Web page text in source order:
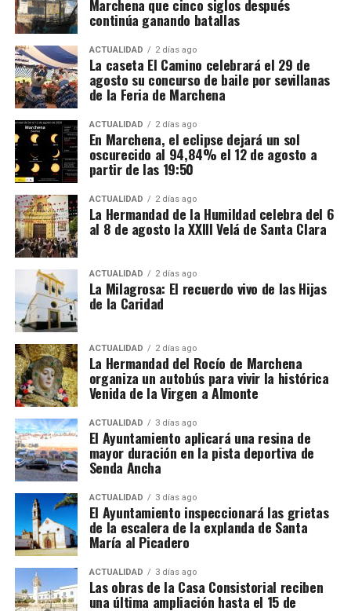
dirigió toda la obra.
La terminación de la torre y de su remate aparece
vinculada a Diego de Velasco, arquitecto y escultor
activo en el ambiente artístico sevillano de finales
del siglo XVI. Una publicación de la Junta de
Andalucía atribuye a Velasco el chapitel que corona
la torre y lo fecha en 1580, al tiempo que menciona
la existencia de un proyecto anterior de Hernán Ruiz
II.
Otras cronologías sitúan todavía a Diego de Velasco
trabajando en la terminación de la torre y del
chapitel en torno a 1592. Las dos fechas podrían
responder a momentos diferentes de una obra
prolongada: 1580 podría corresponder al contrato,
al proyecto o al comienzo de la intervención,
mientras que los trabajos de terminación pudieron
extenderse durante los años siguientes.
El resultado fue una torre en la que conviven la
tradición constructiva mudéjar y el lenguaje
renacentista. El cuerpo de campanas presenta
grandes arcos de medio punto, mientras que el friso
y el chapitel incorporan azulejería, uno de los
elementos más característicos de la arquitectura
religiosa marchenera. El Plan Especial de Protección
del Conjunto Histórico de Marchena describe
precisamente la torre como una construcción
rematada por chapitel y decorada con azulejos tanto
en el friso como en su coronación.
Marchena que cinco siglos después
continúa ganando batallas
ACTUALIDAD 2 días ago
La caseta El Camino celebrará el 29 de
agosto su concurso de baile por sevillanas
de la Feria de Marchena
ACTUALIDAD 2 días ago
En Marchena, el eclipse dejará un sol
oscurecido al 94,84% el 12 de agosto a
partir de las 19:50
ACTUALIDAD 2 días ago
La Hermandad de la Humildad celebra del 6
al 8 de agosto la XXIII Velá de Santa Clara
ACTUALIDAD 2 días ago
La Milagrosa: El recuerdo vivo de las Hijas
de la Caridad
ACTUALIDAD 2 días ago
La Hermandad del Rocío de Marchena
organiza un autobús para vivir la histórica
Venida de la Virgen a Almonte
ACTUALIDAD 3 días ago
El Ayuntamiento aplicará una resina de
mayor duración en la pista deportiva de
Senda Ancha
ACTUALIDAD 3 días ago
El Ayuntamiento inspeccionará las grietas
de la escalera de la explanda de Santa
María al Picadero
ACTUALIDAD 3 días ago
Las obras de la Casa Consistorial reciben
una última ampliación hasta el 15 de